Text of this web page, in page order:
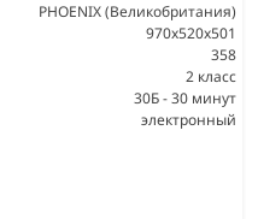
PHOENIX (Великобритания)
970х520х501
358
2 класс
30Б - 30 минут
электронный